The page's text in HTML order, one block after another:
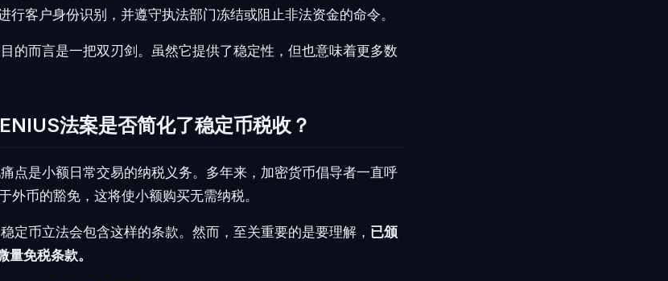
行客户身份识别，并遵守执法部门冻结或阻止非法资金的命令。
的而言是一把双刃剑。虽然它提供了稳定性，但也意味着更多数
法案是否简化了稳定币税收？
点是小额日常交易的纳税义务。多年来，加密货币倡导者一直呼
外币的豁免，这将使小额购买无需纳税。
定币立法会包含这样的条款。然而，至关重要的是要理解， 已颁
量免税条款。